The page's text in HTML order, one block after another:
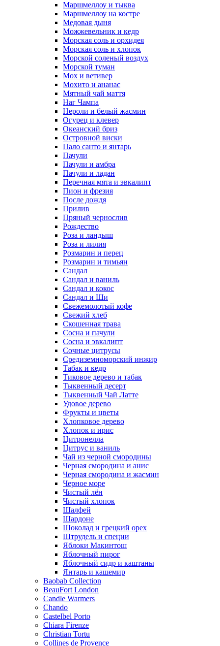
Маршмеллоу и тыква
Маршмеллоу на костре
Медовая дыня
Можжевельник и кедр
Морская соль и орхидея
Морская соль и хлопок
Морской соленый воздух
Морской туман
Мох и ветивер
Мохито и ананас
Мятный чай маття
Наг Чампа
Нероли и белый жасмин
Огурец и клевер
Океанский бриз
Островной виски
Пало санто и янтарь
Пачули
Пачули и амбра
Пачули и ладан
Перечная мята и эвкалипт
Пион и фрезия
После дождя
Прилив
Пряный чернослив
Рождество
Роза и ландыш
Роза и лилия
Розмарин и перец
Розмарин и тимьян
Сандал
Сандал и ваниль
Сандал и кокос
Сандал и Ши
Свежемолотый кофе
Свежий хлеб
Скошенная трава
Сосна и пачули
Сосна и эвкалипт
Сочные цитрусы
Средиземноморский инжир
Табак и кедр
Тиковое дерево и табак
Тыквенный десерт
Тыквенный Чай Латте
Удовое дерево
Фрукты и цветы
Хлопковое дерево
Хлопок и ирис
Цитронелла
Цитрус и ваниль
Чай из черной смородины
Черная смородина и анис
Черная смородина и жасмин
Черное море
Чистый лён
Чистый хлопок
Шалфей
Шардоне
Шоколад и грецкий орех
Штрудель и специи
Яблоки Макинтош
Яблочный пирог
Яблочный сидр и каштаны
Янтарь и кашемир
Baobab Collection
BeauFort London
Candle Warmers
Chando
Castelbel Porto
Chiara Firenze
Christian Tortu
Collines de Provence